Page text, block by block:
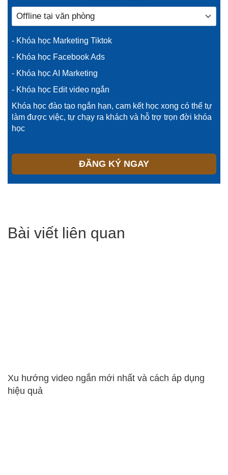
- Khóa học Marketing Tiktok
- Khóa học Facebook Ads
- Khóa học AI Marketing
- Khóa học Edit video ngắn
Khóa học đào tạo ngắn hạn, cam kết học xong có thể tự
làm được việc, tự chạy ra khách và hỗ trợ trọn đời khóa
học
ĐĂNG KÝ NGAY
Bài viết liên quan
Xu hướng video ngắn mới nhất và cách áp dụng
hiệu quả